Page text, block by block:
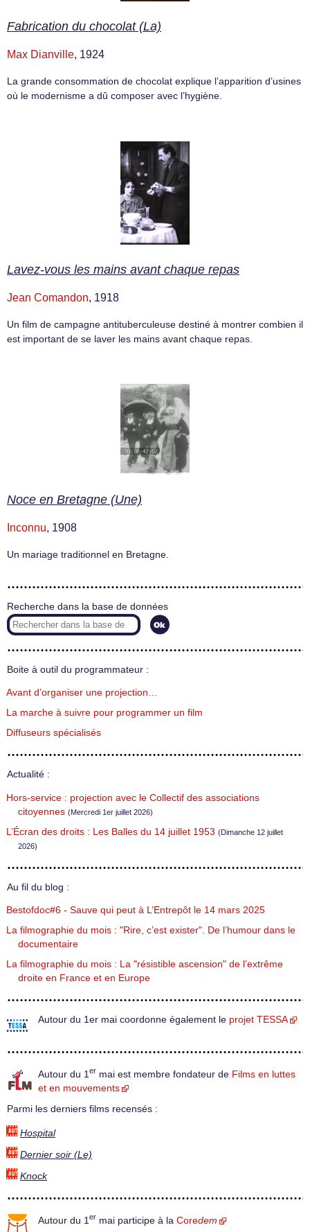
Fabrication du chocolat (La)
Max Dianville, 1924
La grande consommation de chocolat explique l’apparition d’usines
où le modernisme a dû composer avec l’hygiène.
Lavez-vous les mains avant chaque repas
Jean Comandon, 1918
Un film de campagne antituberculeuse destiné à montrer combien il
est important de se laver les mains avant chaque repas.
Noce en Bretagne (Une)
Inconnu, 1908
Un mariage traditionnel en Bretagne.
Recherche dans la base de données
Boite à outil du programmateur :
Avant d’organiser une projection…
La marche à suivre pour programmer un film
Diffuseurs spécialisés
Actualité :
Hors-service : projection avec le Collectif des associations
citoyennes (Mercredi 1er juillet 2026)
L’Écran des droits : Les Balles du 14 juillet 1953 (Dimanche 12 juillet
2026)
Au fil du blog :
Bestofdoc#6 - Sauve qui peut à L’Entrepôt le 14 mars 2025
La filmographie du mois : "Rire, c’est exister". De l’humour dans le
documentaire
La filmographie du mois : La "résistible ascension" de l’extrême
droite en France et en Europe
Autour du 1er mai coordonne également le projet TESSA
Autour du 1 er mai est membre fondateur de Films en luttes
et en mouvements
Parmi les derniers films recensés :
Hospital
Dernier soir (Le)
Knock
Autour du 1er mai participe à la Coredem